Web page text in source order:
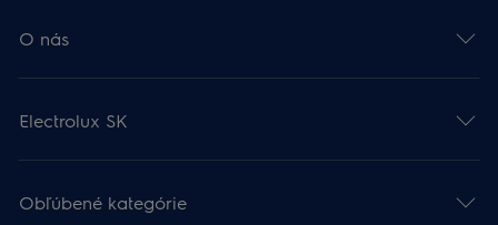
O nás
Electrolux SK
Obľúbené kategórie